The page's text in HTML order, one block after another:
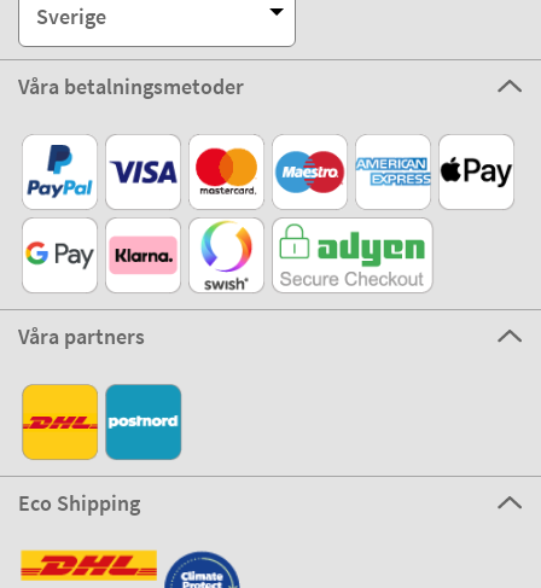
Sverige
Våra betalningsmetoder
Våra partners
Eco Shipping